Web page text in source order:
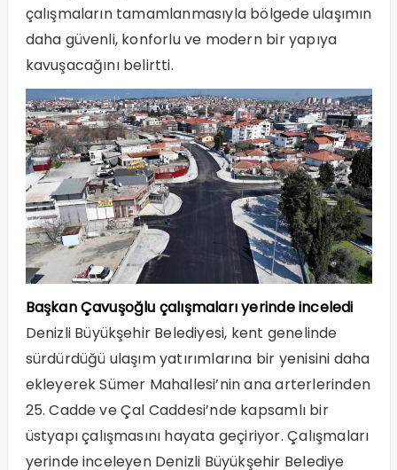
çalışmaların tamamlanmasıyla bölgede ulaşımın
daha güvenli, konforlu ve modern bir yapıya
kavuşacağını belirtti.
Başkan Çavuşoğlu çalışmaları yerinde inceledi
Denizli Büyükşehir Belediyesi, kent genelinde
sürdürdüğü ulaşım yatırımlarına bir yenisini daha
ekleyerek Sümer Mahallesi’nin ana arterlerinden
25. Cadde ve Çal Caddesi’nde kapsamlı bir
üstyapı çalışmasını hayata geçiriyor. Çalışmaları
yerinde inceleyen Denizli Büyükşehir Belediye